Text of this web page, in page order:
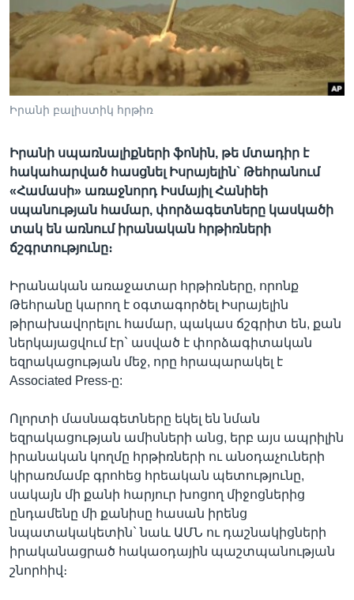
Իրանի բալիստիկ հրթիռ
Իրանի սպառնալիքների ֆոնին, թե մտադիր է
հակահարված հասցնել Իսրայելին` Թեհրանում
«Համասի» առաջնորդ Իսմայիլ Հանիեի
սպանության համար, փորձագետները կասկածի
տակ են առնում իրանական հրթիռների
ճշգրտությունը։
Իրանական առաջատար հրթիռները, որոնք
Թեհրանը կարող է օգտագործել Իսրայելին
թիրախավորելու համար, պակաս ճշգրիտ են, քան
ներկայացվում էր` ասված է փորձագիտական
եզրակացության մեջ, որը հրապարակել է
Associated Press-ը:
Ոլորտի մասնագետները եկել են նման
եզրակացության ամիսների անց, երբ այս ապրիլին
իրանական կողմը հրթիռների ու անօդաչուների
կիրառմամբ գրոհեց հրեական պետությունը,
սակայն մի քանի հարյուր խոցող միջոցներից
ընդամենը մի քանիսը հասան իրենց
նպատակակետին` նաև ԱՄՆ ու դաշնակիցների
իրականացրած հակաօդային պաշտպանության
շնորհիվ։